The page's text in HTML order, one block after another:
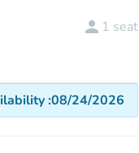
person 1 seat
:08/24/2026